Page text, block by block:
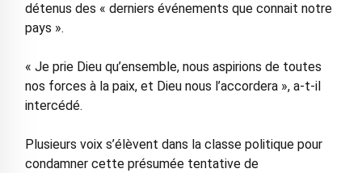
détenus des « derniers événements que connait notre
pays ».
« Je prie Dieu qu’ensemble, nous aspirions de toutes
nos forces à la paix, et Dieu nous l’accordera », a-t-il
intercédé.
Plusieurs voix s’élèvent dans la classe politique pour
condamner cette présumée tentative de